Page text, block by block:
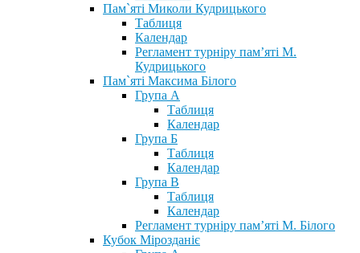
Пам`яті Миколи Кудрицького
Таблиця
Календар
Регламент турніру пам’яті М.
Кудрицького
Пам`яті Максима Білого
Група А
Таблиця
Календар
Група Б
Таблиця
Календар
Група В
Таблиця
Календар
Регламент турніру пам’яті М. Білого
Кубок Мірозданіє